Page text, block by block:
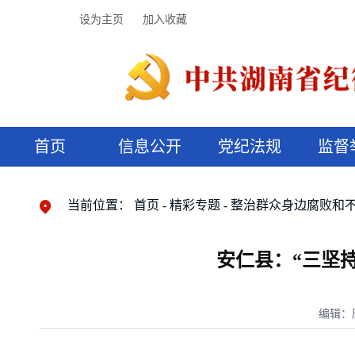
设为主页 加入收藏
首页 信息公开 党纪法规 监督
当前位置： 首页 精彩专题 整治群众身边腐败和
安仁县：“三坚
编辑：